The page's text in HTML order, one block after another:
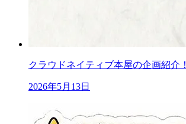
クラウドネイティブ本屋の企画紹介！
2026年5月13日